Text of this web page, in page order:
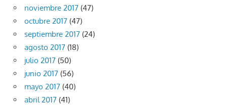
noviembre 2017 (47)
octubre 2017 (47)
septiembre 2017 (24)
agosto 2017 (18)
julio 2017 (50)
junio 2017 (56)
mayo 2017 (40)
abril 2017 (41)